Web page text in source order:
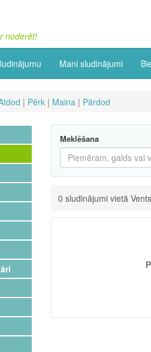
noderēt!
Mani sludinājumi
| Pērk | Maina | Pārdod
Meklēšana
0 sludinājumi vietā